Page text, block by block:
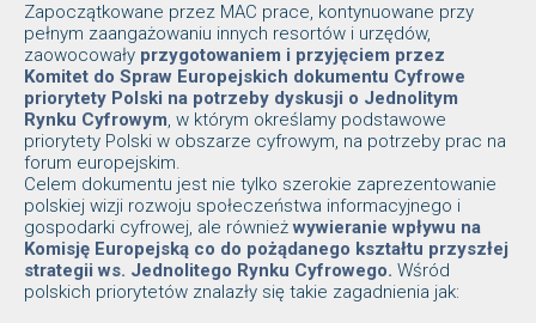
Zapoczątkowane przez MAC prace, kontynuowane przy
pełnym zaangażowaniu innych resortów i urzędów,
zaowocowały przygotowaniem i przyjęciem przez
Komitet do Spraw Europejskich dokumentu Cyfrowe
priorytety Polski na potrzeby dyskusji o Jednolitym
Rynku Cyfrowym, w którym określamy podstawowe
priorytety Polski w obszarze cyfrowym, na potrzeby prac na
forum europejskim.
Celem dokumentu jest nie tylko szerokie zaprezentowanie
polskiej wizji rozwoju społeczeństwa informacyjnego i
gospodarki cyfrowej, ale równieżwywieranie wpływu na
Komisję Europejską co do pożądanego kształtu przyszłej
strategii ws. Jednolitego Rynku Cyfrowego. Wśród
polskich priorytetów znalazły się takie zagadnienia jak: